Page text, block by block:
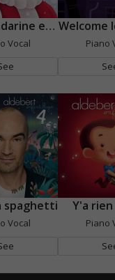
Une mandarine et deux papillottes
Vocal
Welcome
Piano
spaghetti
Vocal
Y'a
Piano